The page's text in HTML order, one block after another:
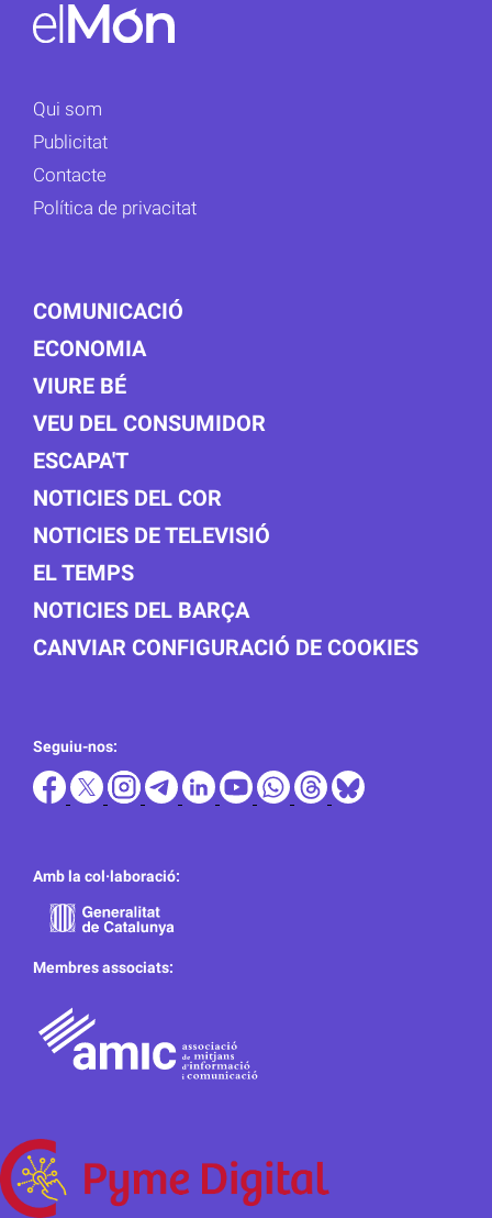
Qui som
Publicitat
Contacte
Política de privacitat
COMUNICACIÓ
ECONOMIA
VIURE BÉ
VEU DEL CONSUMIDOR
ESCAPA'T
NOTICIES DEL COR
NOTICIES DE TELEVISIÓ
EL TEMPS
NOTICIES DEL BARÇA
CANVIAR CONFIGURACIÓ DE COOKIES
Seguiu-nos:
Amb la col·laboració:
Membres associats: